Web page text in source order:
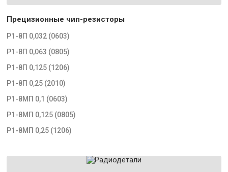
Прецизионные чип-резисторы
Р1-8П 0,032 (0603)
Р1-8П 0,063 (0805)
Р1-8П 0,125 (1206)
Р1-8П 0,25 (2010)
Р1-8МП 0,1 (0603)
Р1-8МП 0,125 (0805)
Р1-8МП 0,25 (1206)